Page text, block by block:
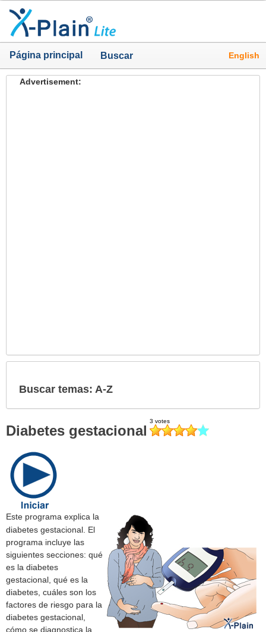
Página principal Buscar English
Advertisement:
Buscar temas: A-Z
Diabetes gestacional
Este programa explica la
diabetes gestacional. El
programa incluye las
siguientes secciones: qué
es la diabetes
gestacional, qué es la
diabetes, cuáles son los
factores de riesgo para la
diabetes gestacional,
cómo se diagnostica la